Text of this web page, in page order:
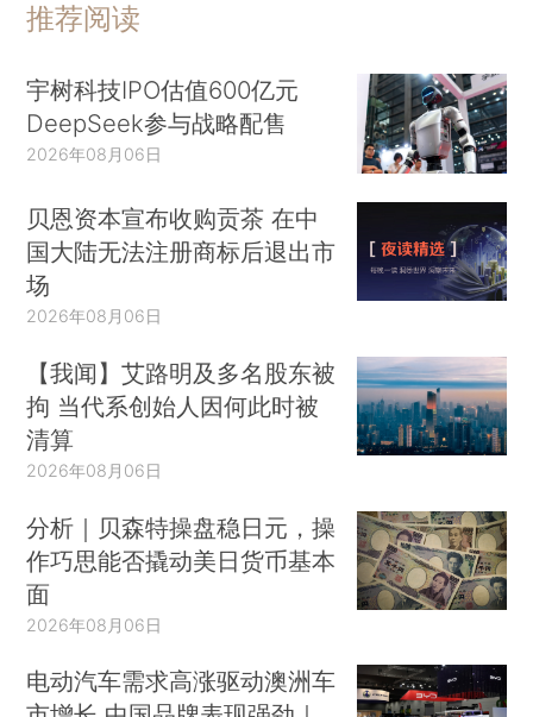
推荐阅读
宇树科技IPO估值600亿元
DeepSeek参与战略配售
2026年08月06日
贝恩资本宣布收购贡茶 在中
国大陆无法注册商标后退出市
场
2026年08月06日
【我闻】艾路明及多名股东被
拘 当代系创始人因何此时被
清算
2026年08月06日
分析｜贝森特操盘稳日元，操
作巧思能否撬动美日货币基本
面
2026年08月06日
电动汽车需求高涨驱动澳洲车